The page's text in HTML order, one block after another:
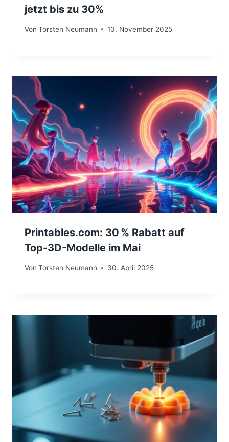
jetzt bis zu 30%
Von Torsten Neumann 10. November 2025
Printables.com: 30 % Rabatt auf
Top-3D-Modelle im Mai
Von Torsten Neumann 30. April 2025